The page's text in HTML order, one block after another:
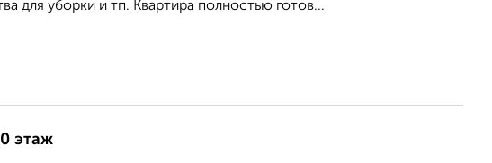
для уборки и тп. Квартира полностью готов...
этаж